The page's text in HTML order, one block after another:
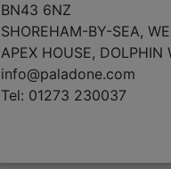
BN43 6NZ
SHOREHAM-BY-SEA,
APEX HOUSE, DOLPHIN
info@paladone.com
Tel: 01273 230037